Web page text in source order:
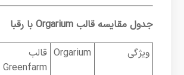
جدول مقایسه قالب Orgarium با رقبا
ویژگی
Orgarium قالب
Greenfarm